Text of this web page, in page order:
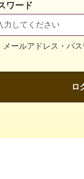
ワード
メールアドレス・パ
ロ